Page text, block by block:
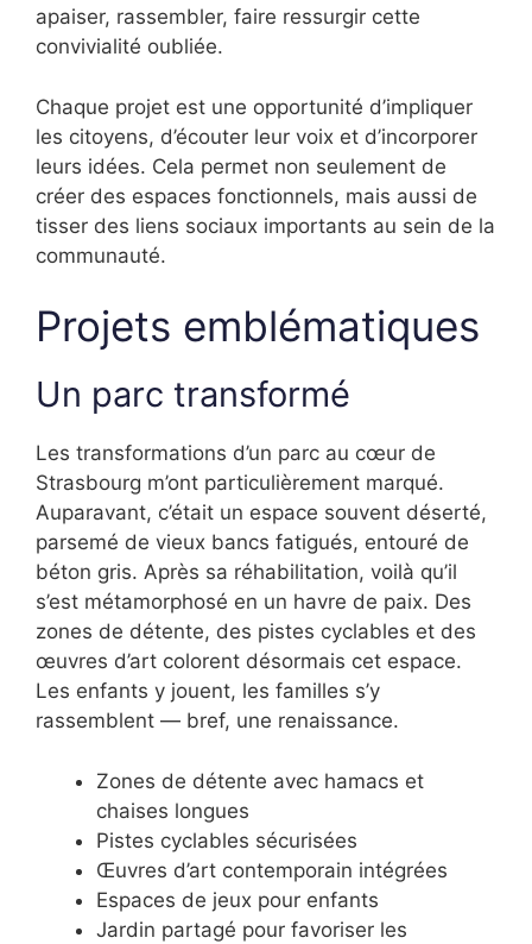
apaiser, rassembler, faire ressurgir cette
convivialité oubliée.
Chaque projet est une opportunité d’impliquer
les citoyens, d’écouter leur voix et d’incorporer
leurs idées. Cela permet non seulement de
créer des espaces fonctionnels, mais aussi de
tisser des liens sociaux importants au sein de la
communauté.
Projets emblématiques
Un parc transformé
Les transformations d’un parc au cœur de
Strasbourg m’ont particulièrement marqué.
Auparavant, c’était un espace souvent déserté,
parsemé de vieux bancs fatigués, entouré de
béton gris. Après sa réhabilitation, voilà qu’il
s’est métamorphosé en un havre de paix. Des
zones de détente, des pistes cyclables et des
œuvres d’art colorent désormais cet espace.
Les enfants y jouent, les familles s’y
rassemblent — bref, une renaissance.
Zones de détente avec hamacs et
chaises longues
Pistes cyclables sécurisées
Œuvres d’art contemporain intégrées
Espaces de jeux pour enfants
Jardin partagé pour favoriser les